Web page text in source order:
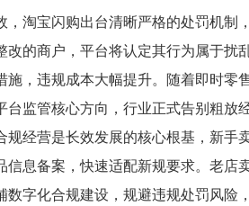
，淘宝闪购出台清晰严格的处罚机制
改的商户，平台将认定其行为属于扰
施，违规成本大幅提升。随着即时零
台监管核心方向，行业正式告别粗放
规经营是长效发展的核心根基，新手
信息备案，快速适配新规要求。老店
数字化合规建设，规避违规处罚风险